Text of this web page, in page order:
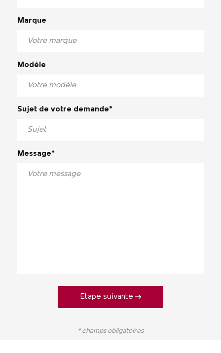
Marque
Modèle
Sujet de votre demande*
Message*
Etape suivante
* champs obligatoires